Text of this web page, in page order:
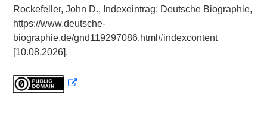
Rockefeller, John D., Indexeintrag: Deutsche Biographie,
https://www.deutsche-
biographie.de/gnd119297086.html#indexcontent
[10.08.2026].